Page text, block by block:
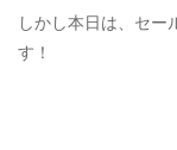
しかし本日は、セー
す！